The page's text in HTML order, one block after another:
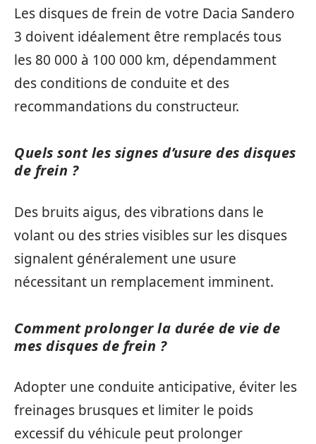
Les disques de frein de votre Dacia Sandero
3 doivent idéalement être remplacés tous
les 80 000 à 100 000 km, dépendamment
des conditions de conduite et des
recommandations du constructeur.
Quels sont les signes d’usure des disques
de frein ?
Des bruits aigus, des vibrations dans le
volant ou des stries visibles sur les disques
signalent généralement une usure
nécessitant un remplacement imminent.
Comment prolonger la durée de vie de
mes disques de frein ?
Adopter une conduite anticipative, éviter les
freinages brusques et limiter le poids
excessif du véhicule peut prolonger